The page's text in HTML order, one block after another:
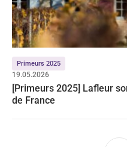
Primeurs 2025
19.05.2026
[Primeurs 2025] Lafleur
de France